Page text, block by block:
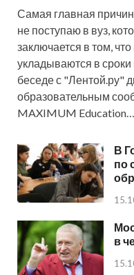
Самая главная
не поступаю в вуз,
заключается в том,
укладываются в
беседе с "Лентой.ру"
образовательным
MAXIMUM Education…
В
по
в